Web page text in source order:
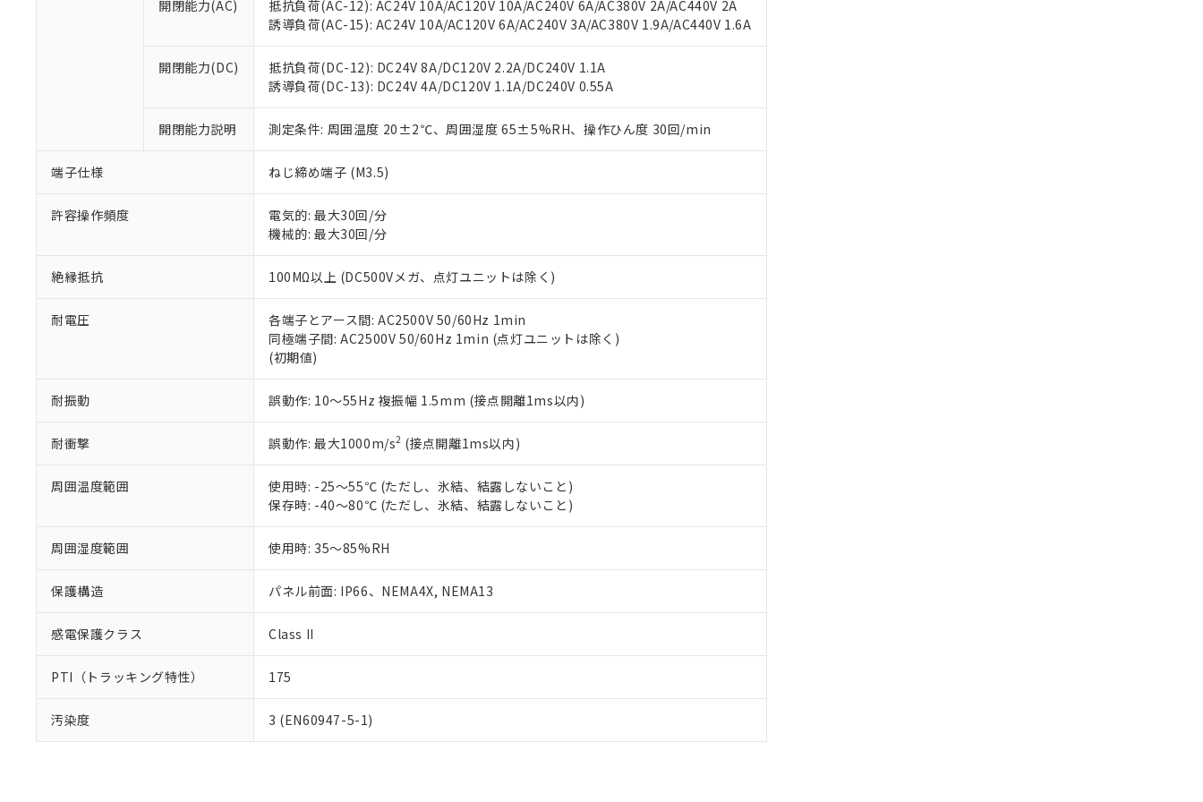
開閉能力(AC)
抵抗負荷(AC-12): AC24V 10A/AC120V 10A/AC240V 6A/AC380V 2A/AC440V 2A
誘導負荷(AC-15): AC24V 10A/AC120V 6A/AC240V 3A/AC380V 1.9A/AC440V 1.6A
開閉能力(DC)
抵抗負荷(DC-12): DC24V 8A/DC120V 2.2A/DC240V 1.1A
誘導負荷(DC-13): DC24V 4A/DC120V 1.1A/DC240V 0.55A
開閉能力説明 測定条件: 周囲温度 20±2℃、周囲湿度 65±5%RH、操作ひん度 30回/min
端子仕様 ねじ締め端子 (M3.5)
許容操作頻度
電気的: 最大30回/分
機械的: 最大30回/分
絶縁抵抗 100MΩ以上 (DC500Vメガ、点灯ユニットは除く)
耐電圧
各端子とアース間: AC2500V 50/60Hz 1min
同極端子間: AC2500V 50/60Hz 1min (点灯ユニットは除く)
(初期値)
耐振動 誤動作: 10～55Hz 複振幅 1.5mm (接点開離1ms以内)
耐衝撃 誤動作: 最大1000m/s2 (接点開離1ms以内)
周囲温度範囲
使用時: -25～55℃ (ただし、氷結、結露しないこと)
保存時: -40～80℃ (ただし、氷結、結露しないこと)
周囲湿度範囲 使用時: 35～85%RH
保護構造 パネル前面: IP66、NEMA4X, NEMA13
感電保護クラス Class II
PTI（トラッキング特性） 175
汚染度 3 (EN60947-5-1)
お客様が当ウェブサイト上で当社にご登録された部品リストについて、当社および当社の共同利用者
が、当社の製品・サービスに関するお客様との取引・商談に必要な範囲で利用することをご了承くだ
さい。
※当社の共同利用者とは、"個人情報の共同利用に関して"
いる法人を指します。
※3 非含有証明書ダウンロード
下記の非含有証明書をダウンロードすることができます。
EU RoHS指令（10物質）の非含有証明書
51物質の非含有証明書（当社基準）
※本証明書は発行日時点で非含有を証明するもので、過去に遡って非含有を証明するものではありません。
また、RoHS指令のフタル酸エステル類４物質の対応では、対応完了までの期間は出荷製品に未対応品が
既に当社にて対応品への在庫切替を完了していることから、特段のことがない限り、2022年1月12日よ
り割愛しております。
「－」：未確認です。当社販売部門へお問い合わせください。
合意する キャンセル
白